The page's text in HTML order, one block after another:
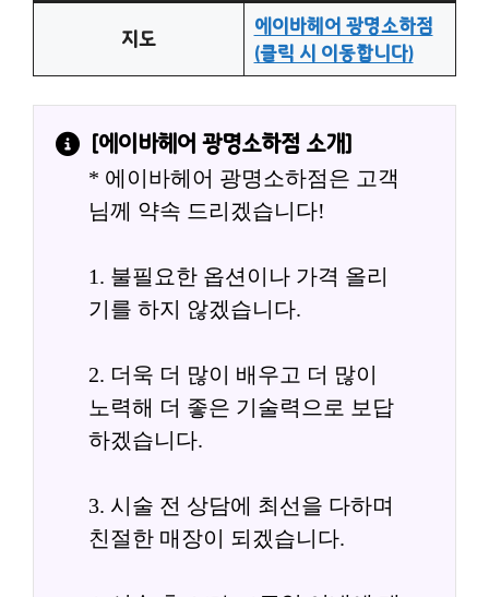
지도
에이바헤어 광명소하점
(클릭 시 이동합니다)
[에이바헤어 광명소하점 소개]
* 에이바헤어 광명소하점은 고객
님께 약속 드리겠습니다!
1. 불필요한 옵션이나 가격 올리
기를 하지 않겠습니다.
2. 더욱 더 많이 배우고 더 많이
노력해 더 좋은 기술력으로 보답
하겠습니다.
3. 시술 전 상담에 최선을 다하며
친절한 매장이 되겠습니다.